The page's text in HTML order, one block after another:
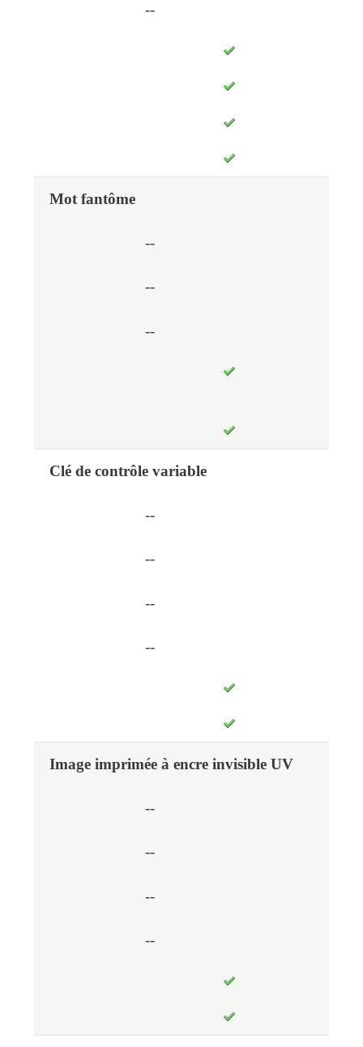
--
Mot fantôme
--
--
--
Clé de contrôle variable
--
--
--
--
Image imprimée à encre invisible UV
--
--
--
--